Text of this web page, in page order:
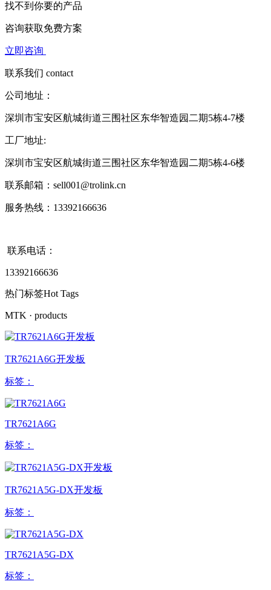
找不到你要的产品
咨询获取免费方案
立即咨询
联系我们 contact
公司地址：
深圳市宝安区航城街道三围社区东华智造园二期5栋4-7楼
工厂地址:
深圳市宝安区航城街道三围社区东华智造园二期5栋4-6楼
联系邮箱：sell001@trolink.cn
服务热线：13392166636
联系电话：
13392166636
热门标签Hot Tags
MTK · products
TR7621A6G开发板
标签：
TR7621A6G
标签：
TR7621A5G-DX开发板
标签：
TR7621A5G-DX
标签：